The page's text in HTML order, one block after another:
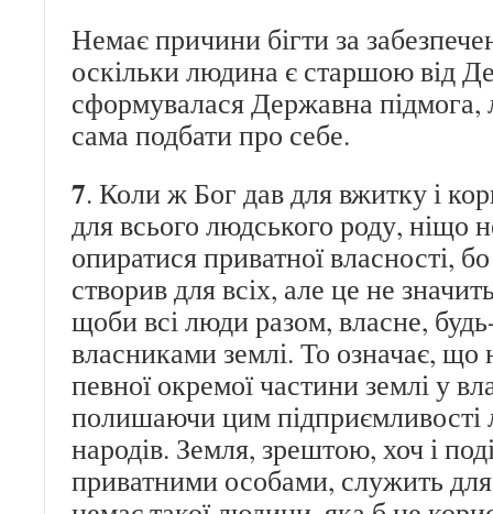
Немає причини бігти за
оскільки людина є старшою від
сформувалася Державна
сама подбати про себе.
7. Коли ж Бог дав для вжитку і
для всього людського роду, ніщо
опиратися приватної власності,
створив для всіх, але це не
щоби всі люди разом, власне,
власниками землі. То означає, що
певної окремої частини землі у
полишаючи цим підприємливості
народів. Земля, зрештою, хоч і
приватними особами, служить